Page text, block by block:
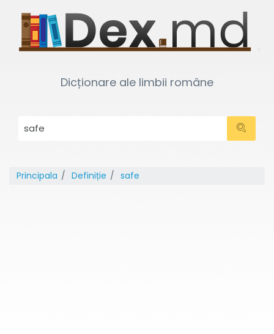
Dicționare ale limbii române
Principala Definiție safe